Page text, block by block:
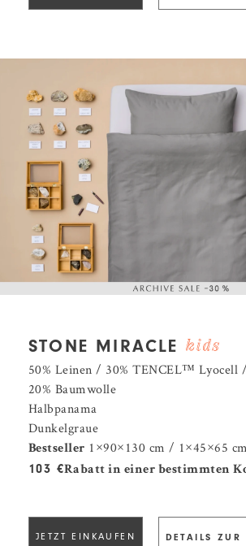
STONE MIRACLE
50% Leinen / 30% TENCEL™️ Lyocell /
20% Baumwolle
Halbpanama
Dunkelgraue
Bestseller 1×90×130 cm / 1×45×65
Rabatt in einer bestimmten
103 €
JETZT EINKAUFEN DETAILS ZUR